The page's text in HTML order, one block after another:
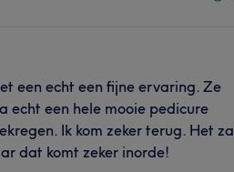
een echt een fijne ervaring. Ze
echt een hele mooie pedicure
Ik kom zeker terug. Het
dat komt zeker inorde!